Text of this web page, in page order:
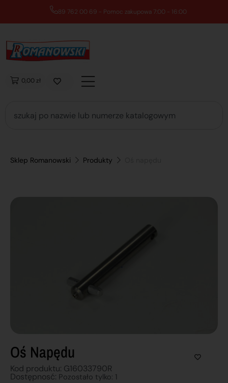
89 762 00 69 - Pomoc zakupowa 7:00 - 16:00
0,00 zł
Sklep Romanowski Produkty
Oś Napędu
Kod produktu: G16033790R
Dostępnosć: Pozostało tylko: 1